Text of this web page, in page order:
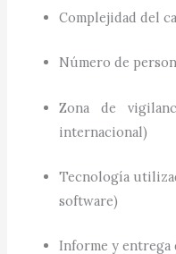
Complejidad del
Número de
Zona de
internacional)
Tecnología
software)
Informe y entrega